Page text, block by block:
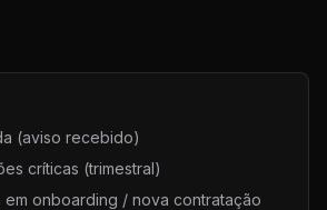
(aviso recebido)
críticas (trimestral)
em onboarding / nova contratação